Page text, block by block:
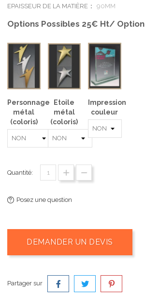
EPAISSEUR DE LA MATIÈRE
90MM
Options Possibles 25€ Ht/ Option
Personnage
métal
(coloris)
Etoile
métal
(coloris)
Impression
couleur
Quantité:
Posez une question
DEMANDER UN DEVIS
Partager sur